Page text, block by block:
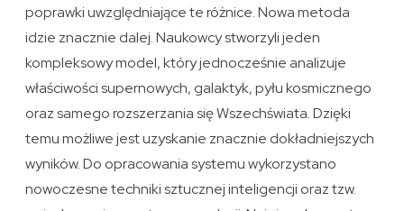
poprawki uwzględniające te różnice. Nowa metoda
idzie znacznie dalej. Naukowcy stworzyli jeden
kompleksowy model, który jednocześnie analizuje
właściwości supernowych, galaktyk, pyłu kosmicznego
oraz samego rozszerzania się Wszechświata. Dzięki
temu możliwe jest uzyskanie znacznie dokładniejszych
wyników. Do opracowania systemu wykorzystano
nowoczesne techniki sztucznej inteligencji oraz tzw.